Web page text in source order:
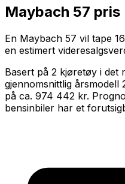
Maybach 57 pris
En Maybach 57 vil tape 16
en estimert
Basert på 2 kjøretøy i det
gjennomsnittlig årsmodell
på ca. 974 442 kr.
bensinbiler har et